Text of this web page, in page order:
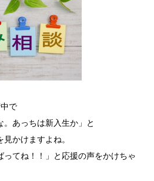
で
。あっちは新入生か」と
かけますよね。
てね！！」と応援の声をかけちゃ